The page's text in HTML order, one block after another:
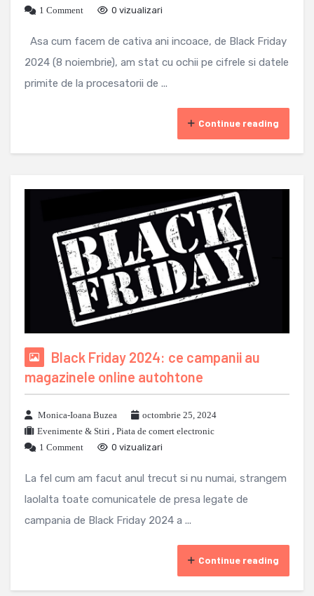
1 Comment
0 vizualizari
Asa cum facem de cativa ani incoace, de Black Friday
2024 (8 noiembrie), am stat cu ochii pe cifrele si datele
primite de la procesatorii de ...
Continue reading
Black Friday 2024: ce campanii au
magazinele online autohtone
Monica-Ioana Buzea
octombrie 25, 2024
Evenimente & Stiri , Piata de comert electronic
1 Comment
0 vizualizari
La fel cum am facut anul trecut si nu numai, strangem
laolalta toate comunicatele de presa legate de
campania de Black Friday 2024 a ...
Continue reading